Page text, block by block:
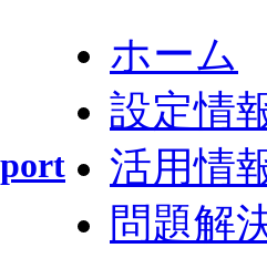
ホーム
設定情
活用情
問題解